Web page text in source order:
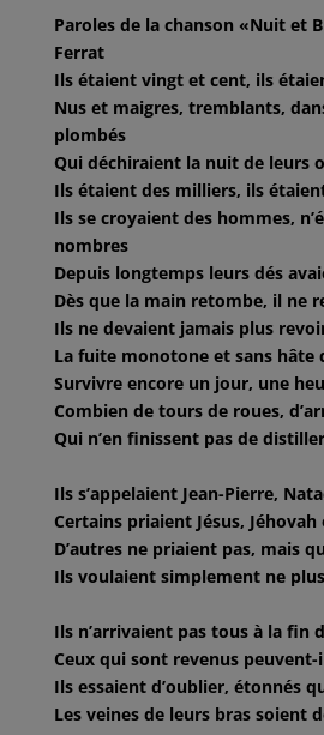
Paroles de la chanson «Nuit et
Ferrat
Ils étaient vingt et cent, ils
Nus et maigres, tremblants,
plombés
Qui déchiraient la nuit de leurs
Ils étaient des milliers, ils
Ils se croyaient des hommes,
nombres
Depuis longtemps leurs dés
Dès que la main retombe, il ne
Ils ne devaient jamais plus
La fuite monotone et sans hâte
Survivre encore un jour, une
Combien de tours de roues,
Qui n’en finissent pas de
Ils s’appelaient Jean-Pierre,
Certains priaient Jésus, Jéhovah
D’autres ne priaient pas, mais
Ils voulaient simplement ne
Ils n’arrivaient pas tous à la fin
Ceux qui sont revenus
Ils essaient d’oublier, étonnés
Les veines de leurs bras soient